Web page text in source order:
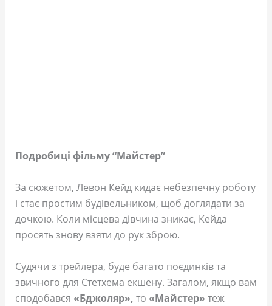
Подробиці фільму “Майстер”
За сюжетом, Левон Кейд кидає небезпечну роботу
і стає простим будівельником, щоб доглядати за
дочкою. Коли місцева дівчина зникає, Кейда
просять знову взяти до рук зброю.
Судячи з трейлера, буде багато поєдинків та
звичного для Стетхема екшену. Загалом, якщо вам
сподобався «Бджоляр», то «Майстер» теж